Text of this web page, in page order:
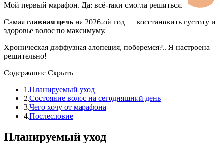
Мой первый марафон. Да: всё-таки смогла решиться.
Самая главная цель на 2026-ой год — восстановить густоту и
здоровье волос по максимуму.
Хроническая диффузная алопеция, поборемся?.. Я настроена
решительно!
Содержание Скрыть
1.Планируемый уход
2.Состояние волос на сегодняшний день
3.Чего хочу от марафона
4.Послесловие
Планируемый уход